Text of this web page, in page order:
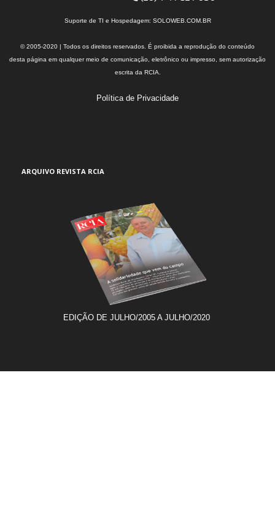
Suporte de TI e Hospedagem: SOLOWEB.COM.BR
© 2005-2020 | Todos os direitos reservados. É proibida a reprodução do conteúdo
desta página em qualquer meio de comunicação, eletrônico ou impresso, sem autorização
escrita da RCIA.
Política de Privacidade
ARQUIVO REVISTA RCIA
EDIÇÃO DE JULHO/2005 A JULHO/2020